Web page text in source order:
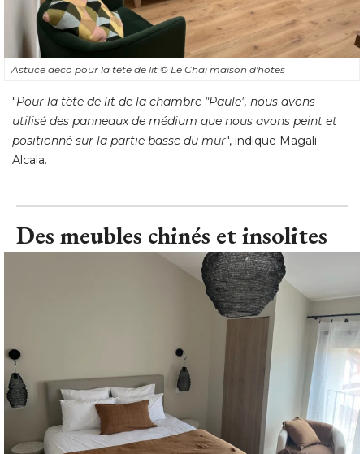
Astuce déco pour la tête de lit © Le Chai maison d'hôtes
"Pour la tête de lit de la chambre "Paule", nous avons
utilisé des panneaux de médium que nous avons peint et
positionné sur la partie basse du mur", indique Magali
Alcala.
Des meubles chinés et insolites